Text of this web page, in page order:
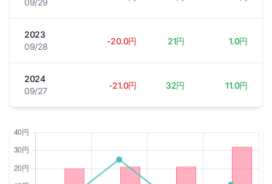
09/29
2023
09/28
-20.0円 21円 1.0円
2024
09/27
-21.0円 32円 11.0円